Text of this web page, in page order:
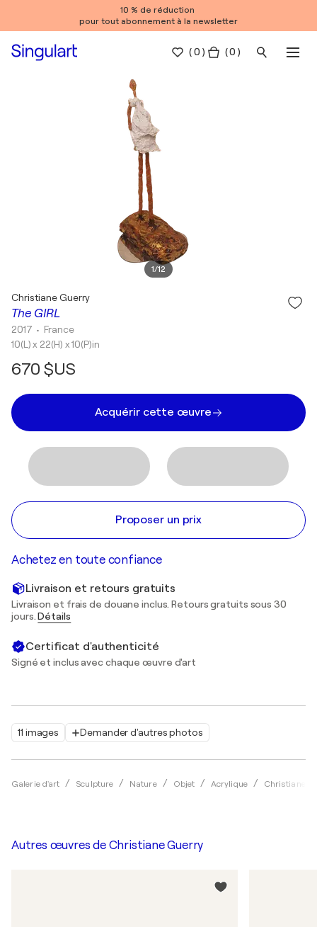
10 % de réduction
pour tout abonnement à la newsletter
(0 ) ( 0 )
1/12
11 images Demander d'autres photos
Galerie d'art Sculpture Nature Objet Acrylique Christiane
The GIRL
Christiane Guerry
2017 • France
10(L) x 22(H) x 10(P)in
670 $US
Acquérir cette œuvre
Proposer un prix
Achetez en toute confiance
Livraison et retours gratuits
Livraison et frais de douane inclus. Retours gratuits sous 30
jours.Détails
Certificat d'authenticité
Signé et inclus avec chaque œuvre d'art
Autres œuvres de Christiane Guerry